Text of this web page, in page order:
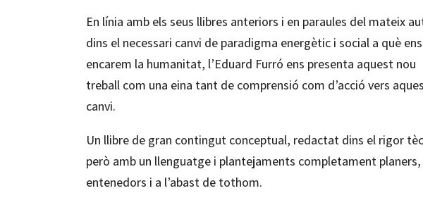
En línia amb els seus llibres anteriors i en paraules del mateix
dins el necessari canvi de paradigma energètic i social a què ens
encarem la humanitat, l’Eduard Furró ens presenta aquest nou
treball com una eina tant de comprensió com d’acció vers
canvi.
Un llibre de gran contingut conceptual, redactat dins el rigor
però amb un llenguatge i plantejaments completament planers,
entenedors i a l’abast de tothom.